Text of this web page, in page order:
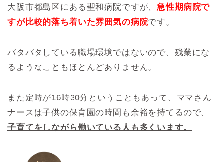
大阪市都島区にある聖和病院ですが、急性期病院で
すが比較的落ち着いた雰囲気の病院です。
バタバタしている職場環境ではないので、残業にな
るようなこともほとんどありません。
また定時が16時30分ということもあって、ママさん
ナースは子供の保育園の時間も余裕を持てるので、
子育てをしながら働いている人も多くいます。